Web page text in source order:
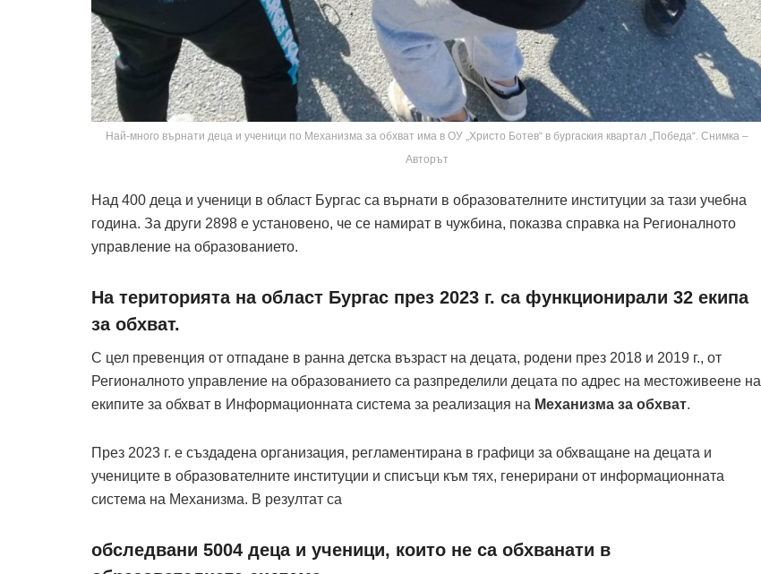
Най-много върнати деца и ученици по Механизма за обхват има в ОУ „Христо Ботев“ в бургаския квартал „Победа“. Снимка –
Авторът
Над 400 деца и ученици в област Бургас са върнати в образователните институции за тази учебна
година. За други 2898 е установено, че се намират в чужбина, показва справка на Регионалното
управление на образованието.
На територията на област Бургас през 2023 г. са функционирали 32 екипа
за обхват.
С цел превенция от отпадане в ранна детска възраст на децата, родени през 2018 и 2019 г., от
Регионалното управление на образованието са разпределили децата по адрес на местоживеене на
екипите за обхват в Информационната система за реализация на Механизма за обхват.
През 2023 г. е създадена организация, регламентирана в графици за обхващане на децата и
учениците в образователните институции и списъци към тях, генерирани от информационната
система на Механизма. В резултат са
обследвани 5004 деца и ученици, които не са обхванати в